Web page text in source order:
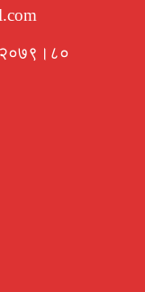
२०७९।८०